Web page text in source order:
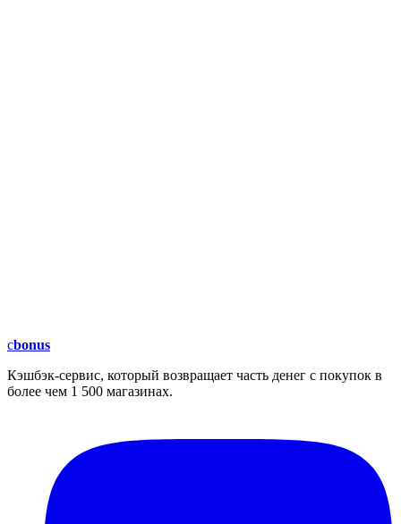
cbonus
Кэшбэк-сервис, который возвращает часть денег с покупок в
более чем 1 500 магазинах.